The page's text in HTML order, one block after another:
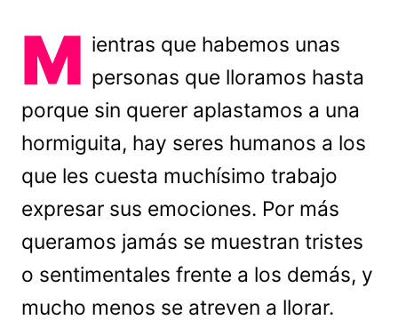
M ientras que habemos unas
personas que lloramos hasta
porque sin querer aplastamos a una
hormiguita, hay seres humanos a los
que les cuesta muchísimo trabajo
expresar sus emociones. Por más
queramos jamás se muestran tristes
o sentimentales frente a los demás, y
mucho menos se atreven a llorar.